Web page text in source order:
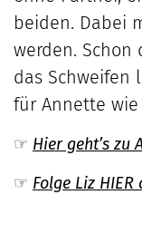
beiden. Dabei
werden. Schon
das Schweifen
für Annette
☞ Hier geht’s zu
☞ Folge Liz HIER